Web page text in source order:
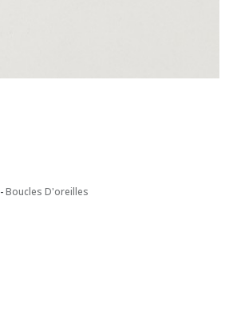
-Boucles D'oreilles